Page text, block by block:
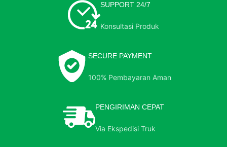
SUPPORT 24/7
Konsultasi Produk
SECURE PAYMENT
100% Pembayaran Aman
PENGIRIMAN CEPAT
Via Ekspedisi Truk